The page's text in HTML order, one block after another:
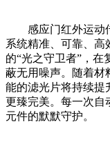
感应门红外运动
系统精准、可靠、高
的“光之守卫者”，
蔽无用噪声。随着材
能的滤光片将持续提
更臻完美。每一次自
元件的默默守护。